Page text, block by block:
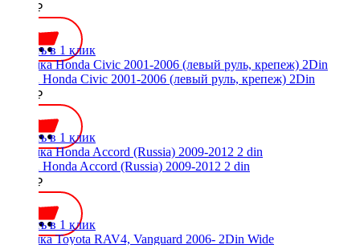
2100 ₽
Купить в 1 клик
Рамка Honda Civic 2001-2006 (левый руль, крепеж) 2Din
1300 ₽
Купить в 1 клик
Рамка Honda Accord (Russia) 2009-2012 2 din
2400 ₽
Купить в 1 клик